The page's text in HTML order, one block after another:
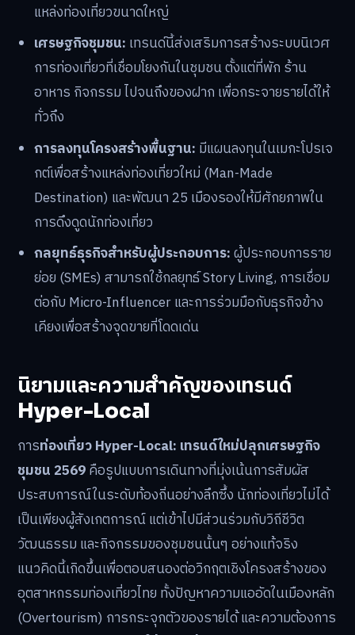
แหล่งท่องเที่ยวขนาดใหญ่
เศรษฐกิจชุมชน: เทรนด์นี้ส่งเสริมการสร้างระบบนิเวศ
การท่องเที่ยวที่เชื่อมโยงกันในชุมชน ตั้งแต่ที่พัก ร้าน
อาหาร กิจกรรม ไปจนถึงของฝาก เพื่อกระจายรายได้ให้
ทั่วถึง
การลงทุนโครงสร้างพื้นฐาน: มีแผนลงทุนในเมกะโปรเจ
กต์เพื่อสร้างแหล่งท่องเที่ยวใหม่ (Man-Made
Destination) และพัฒนา 25 เมืองรองให้มีศักยภาพใน
การดึงดูดนักท่องเที่ยว
กลยุทธ์ธุรกิจสำหรับผู้ประกอบการ:ผู้ประกอบการราย
ย่อย (SMEs) สามารถใช้กลยุทธ์ Story Living, การเชื่อม
ต่อกับ Micro-Influencer และการร่วมมือกับธุรกิจข้าง
เคียงเพื่อสร้างจุดขายที่โดดเด่น
นิยามและความสำคัญของเทรนด์
Hyper-Local
การท่องเที่ยว Hyper-Local: เทรนด์ใหม่ปลุกเศรษฐกิจ
ชุมชน 2569คือรูปแบบการเดินทางที่มุ่งเน้นการสัมผัส
ประสบการณ์ในระดับท้องถิ่นอย่างลึกซึ้ง นักท่องเที่ยวไม่ได้
เป็นเพียงผู้สังเกตการณ์ แต่เข้าไปมีส่วนร่วมกับวิถีชีวิต
วัฒนธรรม และกิจกรรมของชุมชนนั้นๆ อย่างแท้จริง
แนวคิดนี้เกิดขึ้นเพื่อตอบสนองต่อวิกฤตเชิงโครงสร้างของ
อุตสาหกรรมท่องเที่ยวไทย ทั้งปัญหาความแออัดในเมืองหลัก
(Overtourism) การกระจุกตัวของรายได้ และความต้องการ